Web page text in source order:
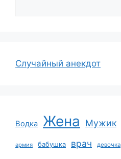
Случайный анекдот
Водка Жена Мужик
армия бабушка врач девочка